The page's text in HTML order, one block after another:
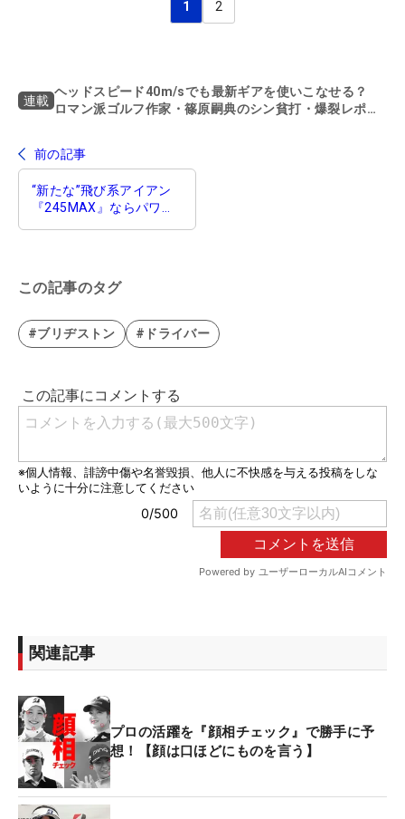
1 2
連載
ヘッドスピード40m/sでも最新ギアを使いこなせる？
ロマン派ゴルフ作家・篠原嗣典のシン貧打・爆裂レポー
前の記事
“新たな”飛び系アイアン
『245MAX』ならパワー
この記事のタグ
#ブリヂストン #ドライバー
関連記事
プロの活躍を『顔相チェック』で勝手に予
想！【顔は口ほどにものを言う】